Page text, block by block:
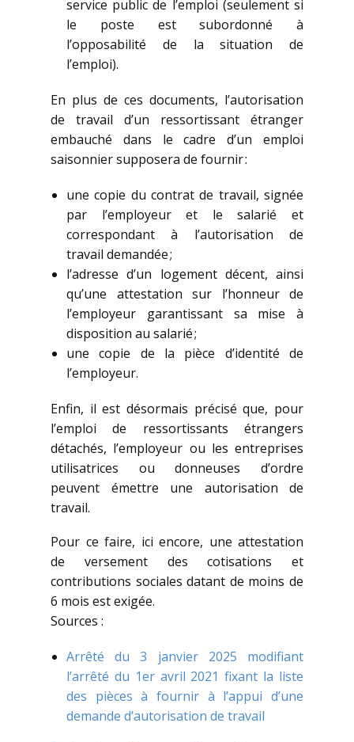
service public de l’emploi (seulement si
le poste est subordonné à
l’opposabilité de la situation de
l’emploi).
En plus de ces documents, l’autorisation
de travail d’un ressortissant étranger
embauché dans le cadre d’un emploi
saisonnier supposera de fournir :
une copie du contrat de travail, signée
par l’employeur et le salarié et
correspondant à l’autorisation de
travail demandée ;
l’adresse d’un logement décent, ainsi
qu’une attestation sur l’honneur de
l’employeur garantissant sa mise à
disposition au salarié ;
une copie de la pièce d’identité de
l’employeur.
Enfin, il est désormais précisé que, pour
l’emploi de ressortissants étrangers
détachés, l’employeur ou les entreprises
utilisatrices ou donneuses d’ordre
peuvent émettre une autorisation de
travail.
Pour ce faire, ici encore, une attestation
de versement des cotisations et
contributions sociales datant de moins de
6 mois est exigée.
Sources :
Arrêté du 3 janvier 2025 modifiant
l’arrêté du 1er avril 2021 fixant la liste
des pièces à fournir à l’appui d’une
demande d’autorisation de travail